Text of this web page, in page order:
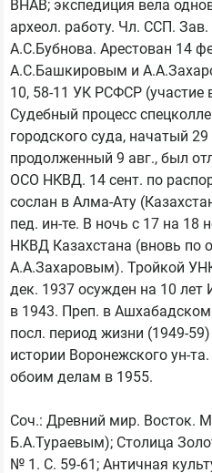
ВНАВ; экспедиция вела
археол. работу. Чл. ССП.
А.С.Бубнова. Арестован 14
А.С.Башкировым и
10, 58-11 УК РСФСР (участие
Судебный процесс
городского суда, начатый
продолженный 9 авг., был
ОСО НКВД. 14 сент. по
сослан в Алма-Ату
пед. ин-те. В ночь с 17 на 18
НКВД Казахстана (вновь по
А.А.Захаровым). Тройкой
дек. 1937 осужден на 10
в 1943. Преп. в
посл. период жизни (1949-
истории Воронежского ун-
обоим делам в 1955.
Соч.: Древний мир. Восток.
Б.А.Тураевым); Столица
№ 1. С. 59-61; Античная